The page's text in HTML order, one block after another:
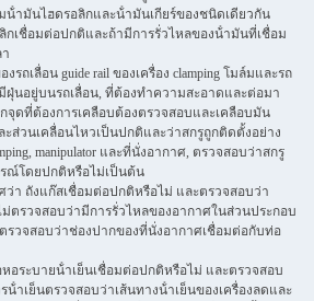
ามันไฮดรอลิกและน้ํามันเกียร์ของชนิดเดียวกัน
เชื่อมต่อปกติและถ้ามีการรั่วไหลของน้ํามันที่เชื่อม
รถเลื่อน guide rail ของเครื่อง clamping โมล์มและรถ
มีฝุ่นอยู่บนรถเลื่อน, ที่ต้องทําความสะอาดและต่อมา
ดที่ต้องการเคลือบต้องตรวจสอบและเคลือบมัน
ส่วนเคลื่อนไหวเป็นปกติและว่าสกรูถูกติดตั้งอย่าง
manipulator และที่นั่งอากาศ, ตรวจสอบว่าสกรู
ณ์โดยปกติหรือไม่เป็นต้น
ว่า ถังแก๊สเชื่อมต่อปกติหรือไม่ และตรวจสอบว่า
ตรวจสอบว่ามีการรั่วไหลของอากาศในส่วนประกอบ
ตรวจสอบว่าช่องปากของที่นั่งอากาศเชื่อมต่อกับท่อ
หอระบายน้ําเย็นเชื่อมต่อปกติหรือไม่ และตรวจสอบ
น้ําเย็นตรวจสอบว่าเส้นทางน้ําเย็นของเครื่องลดและ